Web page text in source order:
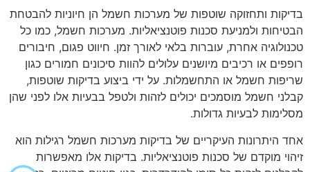
בדיקות ותחזוקה שוטפות של מערכות חשמל הן חיוניות להבטחת
הבטיחות ולמניעת סכנות פוטנציאליות. מערכות חשמל, כמו כל
טכנולוגיה אחרת, עוברות בלאי לאורך זמן. חיווט פגום, חיבורים
רופפים או רכיבים מיושנים עלולים להוות סיכונים חמורים כגון
שריפות חשמל או התחשמלות. על ידי ביצוע בדיקות שוטפות,
קבלני חשמל מוסמכים יכולים לזהות ולטפל בבעיות אלו לפני שהן
מסלימות לבעיות גדולות.
אחד היתרונות העיקריים של בדיקות מערכות חשמל רגילות הוא
זיהוי מוקדם של סכנות פוטנציאליות. בדיקות אלו מאפשרות